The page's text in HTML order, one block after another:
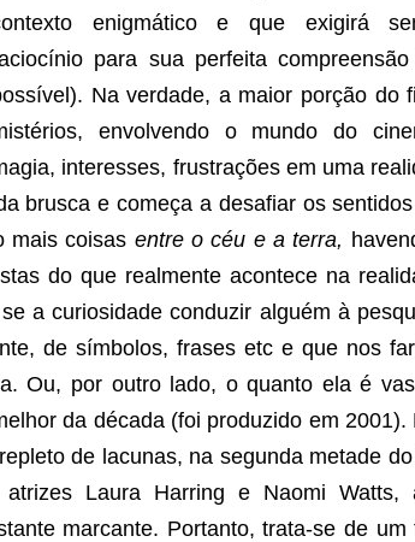
enigmático e que exigirá
para sua perfeita
Na verdade, a maior porção do
envolvendo o mundo do
interesses, frustrações em uma
brusca e começa a desafiar os
mais coisas entre o céu e a terra,
do que realmente acontece na
a curiosidade conduzir alguém à
de símbolos, frases etc e que nos
Ou, por outro lado, o quanto ela é
da década (foi produzido em 2001).
de lacunas, na segunda metade
Laura Harring e Naomi Watts,
marcante. Portanto, trata-se de um